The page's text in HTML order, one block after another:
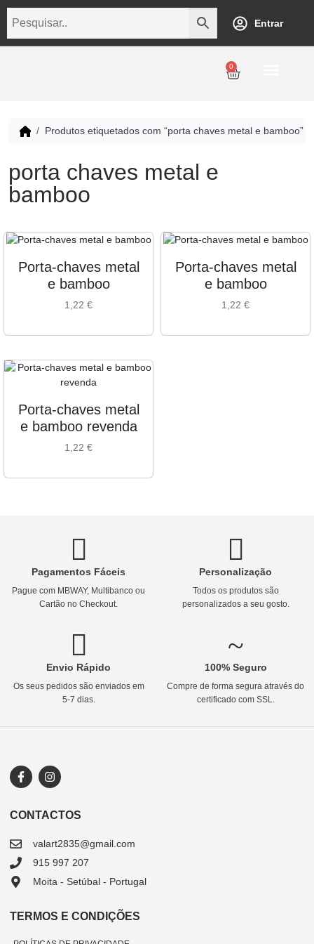
Entrar
0
Produtos etiquetados com “porta chaves metal e bamboo”
porta chaves metal e
bamboo
Porta-chaves metal
e bamboo
1,22 €
Porta-chaves metal
e bamboo
1,22 €
Porta-chaves metal
e bamboo revenda
1,22 €
Pagamentos Fáceis
Pague com MBWAY, Multibanco ou
Cartão no Checkout.
Personalização
Todos os produtos são
personalizados a seu gosto.
Envio Rápido
Os seus pedidos são enviados em
5-7 dias.
100% Seguro
Compre de forma segura através do
certificado com SSL.
CONTACTOS
valart2835@gmail.com
915 997 207
Moita - Setúbal - Portugal
TERMOS E CONDIÇÕES